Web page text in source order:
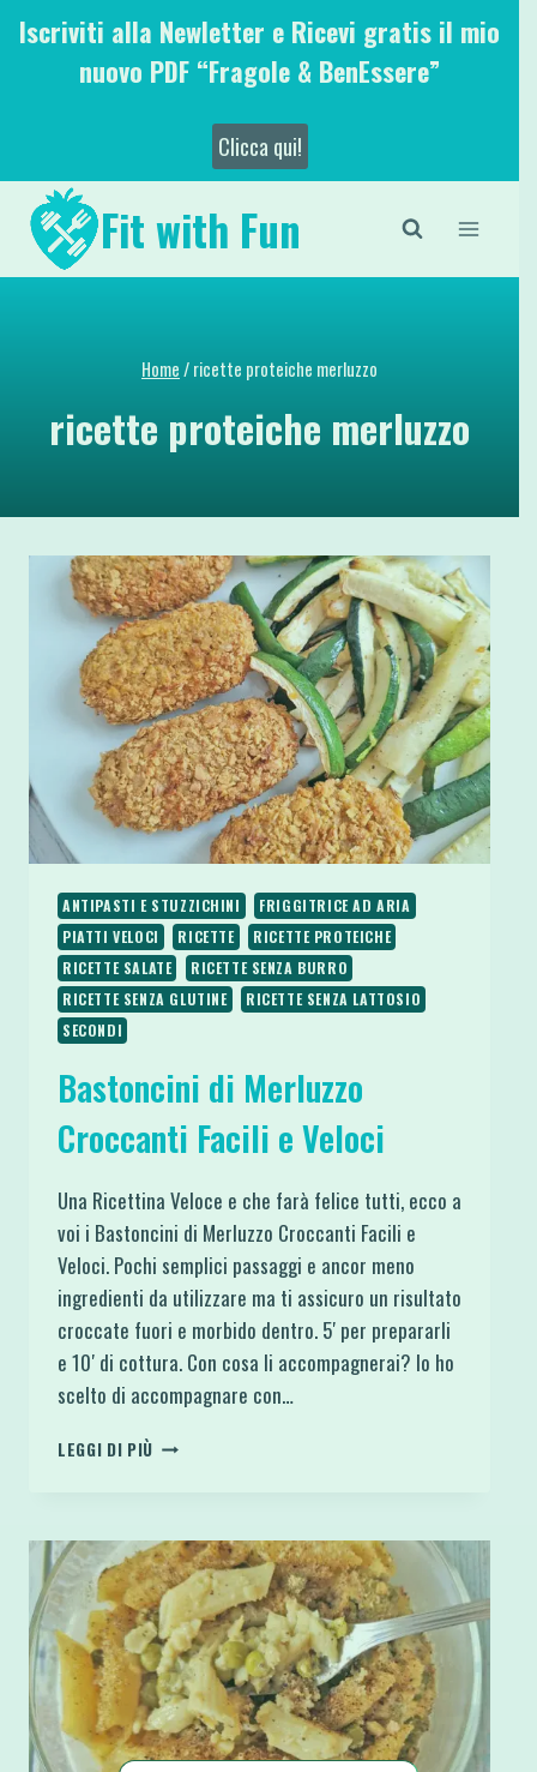
SaltaIscriviti alla Newletter e Ricevi gratis il mio
nuovo PDF “Fragole & BenEssere”
Clicca qui!
Fit with Fun
Home/ricette proteiche merluzzo
ricette proteiche merluzzo
ANTIPASTI E STUZZICHINI
FRIGGITRICE AD ARIA
PIATTI VELOCI
RICETTE
RICETTE PROTEICHE
RICETTE SALATE
RICETTE SENZA BURRO
RICETTE SENZA GLUTINE
RICETTE SENZA LATTOSIO
SECONDI
Bastoncini di Merluzzo
Croccanti Facili e Veloci
Una Ricettina Veloce e che farà felice tutti, ecco a
voi i Bastoncini di Merluzzo Croccanti Facili e
Veloci. Pochi semplici passaggi e ancor meno
ingredienti da utilizzare ma ti assicuro un risultato
croccate fuori e morbido dentro. 5′ per prepararli
e 10′ di cottura. Con cosa li accompagnerai? Io ho
scelto di accompagnare con…
LEGGI DI PIÙ BASTONCINI
FACILI
E
VELOCI